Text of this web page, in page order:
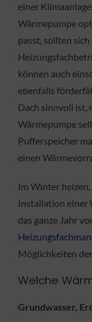
einer
Wärmepumpe
passt, sollten
können auch
ebenfalls
Dach sinnvoll ist,
Wärmepumpe
Pufferspeicher
einen
Im Winter
Installation einer
das ganze Jahr
Möglichkeiten
Welche
Grundwasser,